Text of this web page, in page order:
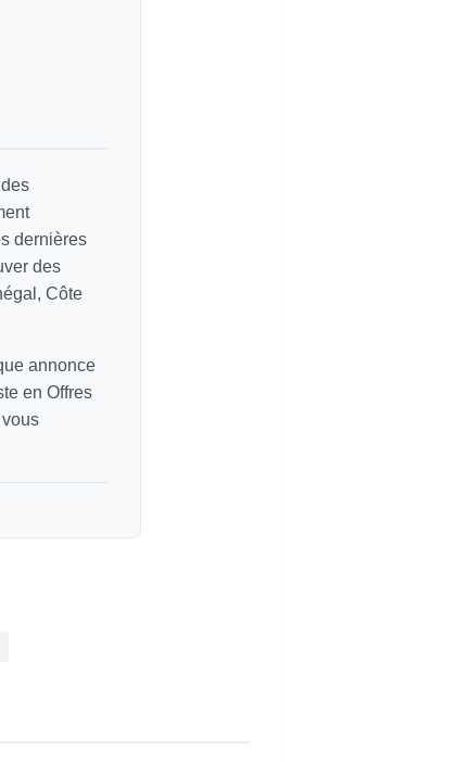
dernières
des
Côte
annonce
en Offres